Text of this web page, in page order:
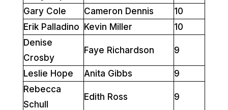
Gary Cole
Cameron Dennis
10
Erik Palladino Kevin Miller
10
Denise
Crosby
Faye Richardson 9
Leslie Hope Anita Gibbs
9
Rebecca
Schull
Edith Ross 9